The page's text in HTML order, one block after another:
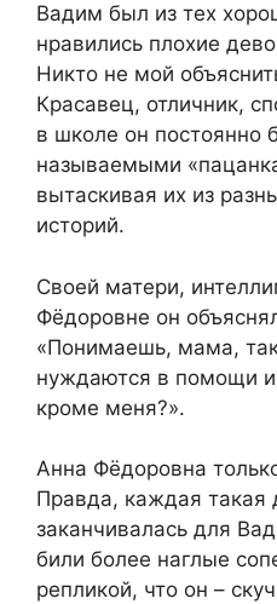
Вадим был из тех
нравились плохие
Никто не мой
Красавец, отличник,
в школе он постоянно
называемыми
вытаскивая их из
историй.
Своей матери,
Фёдоровне он
«Понимаешь, мама,
нуждаются в помощи
кроме меня?».
Анна Фёдоровна
Правда, каждая такая
заканчивалась для
били более наглые
репликой, что он –